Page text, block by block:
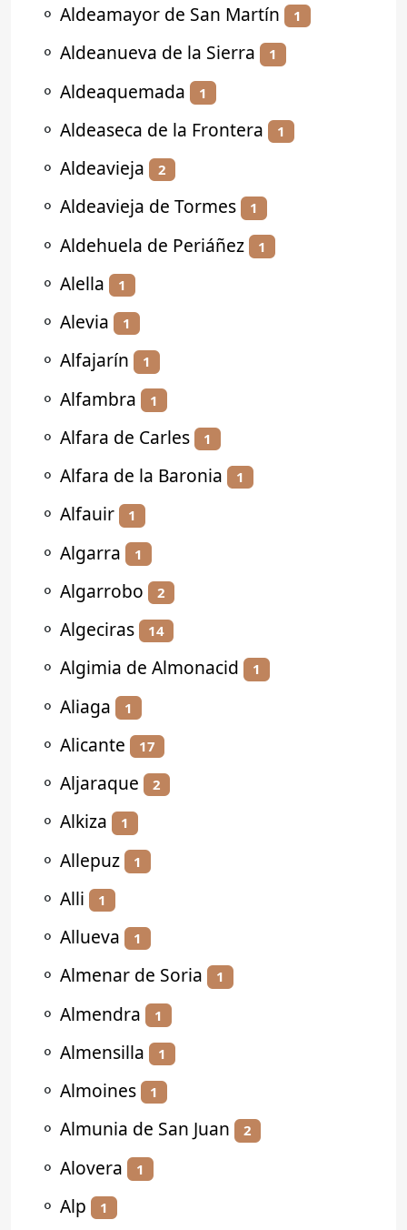
⚬ Aldeamayor de San Martín 1
⚬ Aldeanueva de la Sierra 1
⚬ Aldeaquemada 1
⚬ Aldeaseca de la Frontera 1
⚬ Aldeavieja 2
⚬ Aldeavieja de Tormes 1
⚬ Aldehuela de Periáñez 1
⚬ Alella 1
⚬ Alevia 1
⚬ Alfajarín 1
⚬ Alfambra 1
⚬ Alfara de Carles 1
⚬ Alfara de la Baronia 1
⚬ Alfauir 1
⚬ Algarra 1
⚬ Algarrobo 2
⚬ Algeciras 14
⚬ Algimia de Almonacid 1
⚬ Aliaga 1
⚬ Alicante 17
⚬ Aljaraque 2
⚬ Alkiza 1
⚬ Allepuz 1
⚬ Alli 1
⚬ Allueva 1
⚬ Almenar de Soria 1
⚬ Almendra 1
⚬ Almensilla 1
⚬ Almoines 1
⚬ Almunia de San Juan 2
⚬ Alovera 1
⚬ Alp 1